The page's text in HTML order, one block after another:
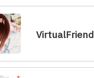
VirtualFriend